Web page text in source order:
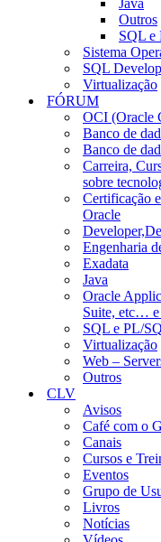
Java
Outros
SQL e
Sistema
SQL
Virtualização
FÓRUM
OCI (Oracle
Banco de
Banco de
Carreira,
sobre
Certificação
Oracle
Engenharia
Exadata
Java
Oracle
Suite, etc… e
SQL e PL/
Virtualização
Web –
Outros
CLV
Avisos
Café com o
Canais
Cursos e
Eventos
Grupo de
Livros
Notícias